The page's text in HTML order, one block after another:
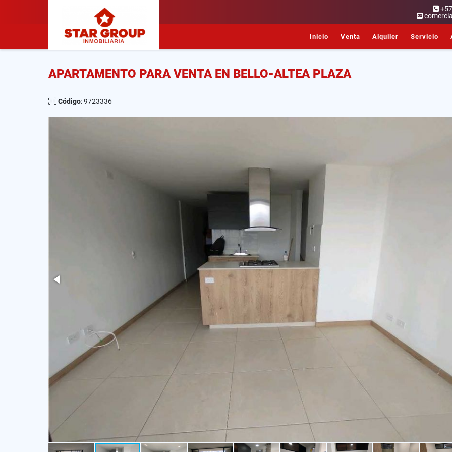
Inicio Venta Alquiler Servicio
APARTAMENTO PARA VENTA EN BELLO-ALTEA PLAZA
Código: 9723336